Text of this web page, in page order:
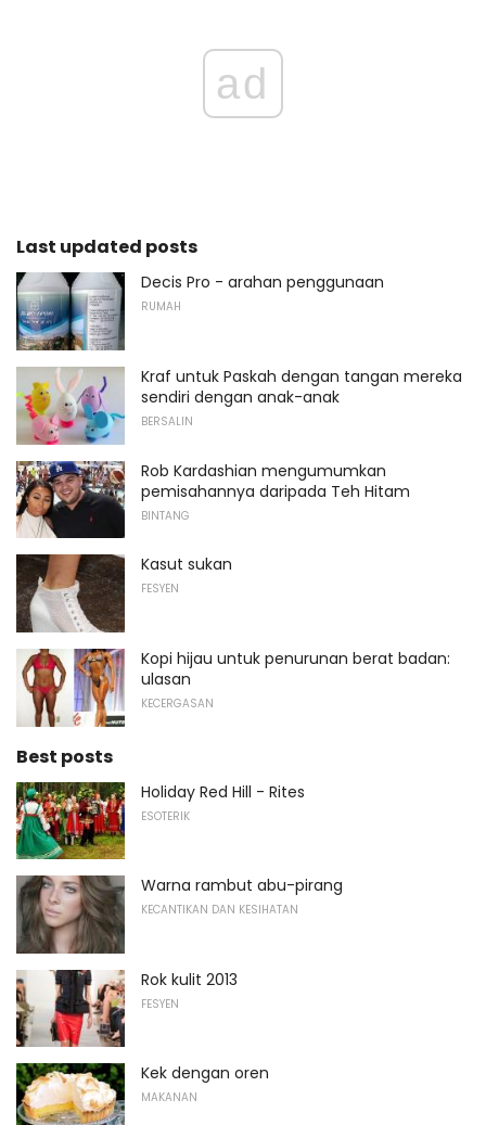
ad
Last updated posts
Decis Pro - arahan penggunaan
RUMAH
Kraf untuk Paskah dengan tangan mereka
sendiri dengan anak-anak
BERSALIN
Rob Kardashian mengumumkan
pemisahannya daripada Teh Hitam
BINTANG
Kasut sukan
FESYEN
Kopi hijau untuk penurunan berat badan:
ulasan
KECERGASAN
Best posts
Holiday Red Hill - Rites
ESOTERIK
Warna rambut abu-pirang
KECANTIKAN DAN KESIHATAN
Rok kulit 2013
FESYEN
Kek dengan oren
MAKANAN